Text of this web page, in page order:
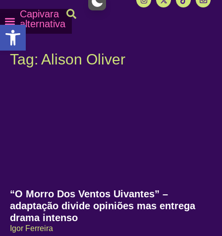
Abrir a barra de ferramentas
Capivara
alternativa
Tag: Alison Oliver
“O Morro Dos Ventos Uivantes” –
adaptação divide opiniões mas entrega
drama intenso
Igor Ferreira